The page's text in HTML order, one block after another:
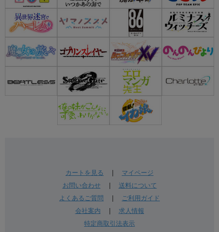
カートを見る
マイページ
お問い合わせ| 送料について
よくあるご質問
ご利用ガイド
会社案内
求人情報
特定商取引法表示